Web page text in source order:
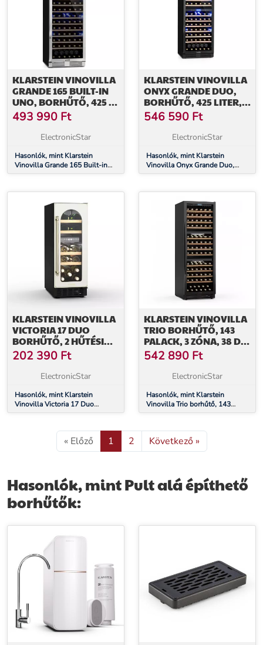
KLARSTEIN VINOVILLA
GRANDE 165 BUILT-IN
UNO, BORHŰTŐ, 425 L,
165 PL. ÜVEGAJTÓ
493 990 Ft
ElectronicStar
Hasonlók, mint Klarstein
Vinovilla Grande 165 Built-in
Uno, borhűtő, 425 l, 165 pl.
KLARSTEIN VINOVILLA
ONYX GRANDE DUO,
BORHŰTŐ, 425 LITER,
165 PALACK, 3 SZÍNŰ
LED VILÁGÍTÁS, FEKETE
546 590 Ft
ElectronicStar
Hasonlók, mint Klarstein
Vinovilla Onyx Grande Duo,
borhűtő, 425 liter, 165 palack, 3
KLARSTEIN VINOVILLA
VICTORIA 17 DUO
BORHŰTŐ, 2 HŰTÉSI
ZÓNA, TOUCH
CONTROL, 17 PALACK, 4
202 390 Ft
ElectronicStar
Hasonlók, mint Klarstein
Vinovilla Victoria 17 Duo
borhűtő, 2 hűtési zóna, Touch
KLARSTEIN VINOVILLA
TRIO BORHŰTŐ, 143
PALACK, 3 ZÓNA, 38 DB,
12 POLC,
KOMPRESSZOR, 413
542 890 Ft
ElectronicStar
Hasonlók, mint Klarstein
Vinovilla Trio borhűtő, 143
palack, 3 zóna, 38 dB, 12 polc,
« Előző 1 2 Következő »
Hasonlók, mint Pult alá építhető
borhűtők: